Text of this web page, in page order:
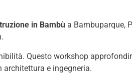
in Bambùa Bambuparque,
Questo workshop
e ingegneria.